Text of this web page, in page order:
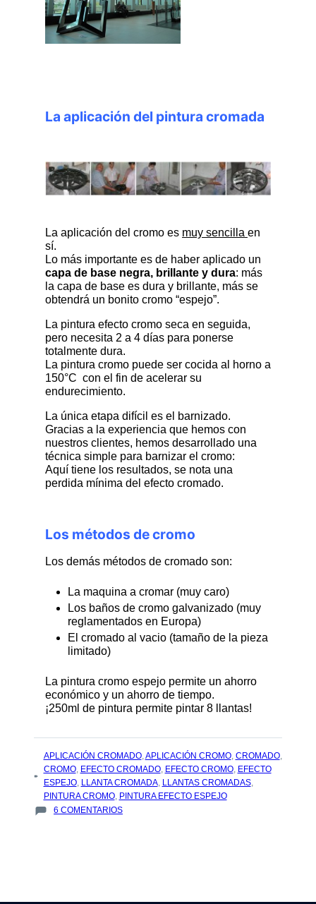
La aplicación del pintura cromada
La aplicación del cromo es muy sencilla en
sí.
Lo más importante es de haber aplicado un
capa de base negra, brillante y dura: más
la capa de base es dura y brillante, más se
obtendrá un bonito cromo “espejo”.
La pintura efecto cromo seca en seguida,
pero necesita 2 a 4 días para ponerse
totalmente dura.
La pintura cromo puede ser cocida al horno a
150°C con el fin de acelerar su
endurecimiento.
La única etapa difícil es el barnizado.
Gracias a la experiencia que hemos con
nuestros clientes, hemos desarrollado una
técnica simple para barnizar el cromo:
Aquí tiene los resultados, se nota una
perdida mínima del efecto cromado.
Los métodos de cromo
Los demás métodos de cromado son:
La maquina a cromar (muy caro)
Los baños de cromo galvanizado (muy
reglamentados en Europa)
El cromado al vacio (tamaño de la pieza
limitado)
La pintura cromo espejo permite un ahorro
económico y un ahorro de tiempo.
¡250ml de pintura permite pintar 8 llantas!
TAGS
:
APLICACIÓN CROMADO,APLICACIÓN CROMO, CROMADO,
CROMO, EFECTO CROMADO, EFECTO CROMO, EFECTO
ESPEJO, LLANTA CROMADA, LLANTAS CROMADAS,
PINTURA CROMO, PINTURA EFECTO ESPEJO
6 COMENTARIOSEN